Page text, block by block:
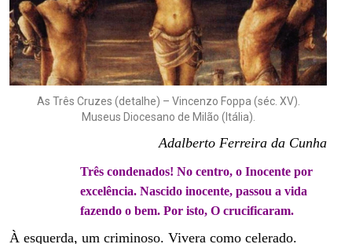
As Três Cruzes (detalhe) – Vincenzo Foppa (séc. XV).
Museus Diocesano de Milão (Itália).
Adalberto Ferreira da Cunha
Três condenados! No centro, o Inocente por
excelência. Nascido inocente, passou a vida
fazendo o bem. Por isto, O crucificaram.
À esquerda, um criminoso. Vivera como celerado.